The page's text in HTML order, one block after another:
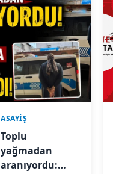
ASAYİŞ
Toplu
yağmadan
aranıyordu: